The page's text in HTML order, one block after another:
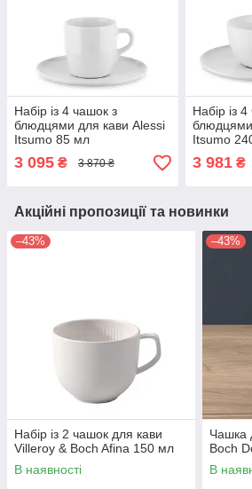
Набір із 4 чашок з
блюдцями для кави Alessi
Itsumo 85 мл
3 095 ₴ 3 870 ₴
Набір із
Itsumo
3 981₴
Акційні пропозиції та новинки
–43%
Набір із 2 чашок для кави
Villeroy & Boch Afina 150 мл
В наявності
–43%
Чашка
Boch
В